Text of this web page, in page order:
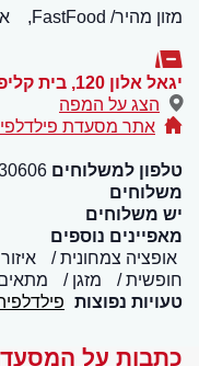
מזון מהיר/ FastFood,
יגאל אלון 120, בית קליפורניה
הצג על המפה
אתר מסעדת
טלפון למשלוחים
משלוחים
יש משלוחים
מאפיינים נוספים
אופציה צמחונית
חופשית
מזגן
טעויות נפוצות
כתבות על